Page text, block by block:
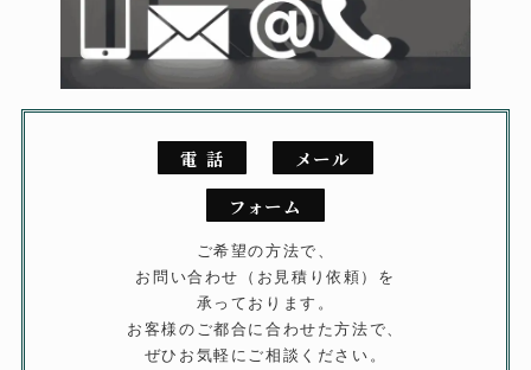
電 話
メール
フォーム
ご希望の方法で、
お問い合わせ（お見積り依頼）を
承っております。
お客様のご都合に合わせた方法で、
ぜひお気軽にご相談ください。